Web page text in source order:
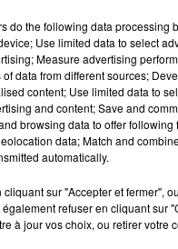
do the following data processing
Use limited data to select
Measure advertising
data from different sources;
content; Use limited data to
and content; Save and
browsing data to offer
data; Match and
automatically.
sur "Accepter et fermer",
refuser en cliquant sur
à jour vos choix, ou retirer